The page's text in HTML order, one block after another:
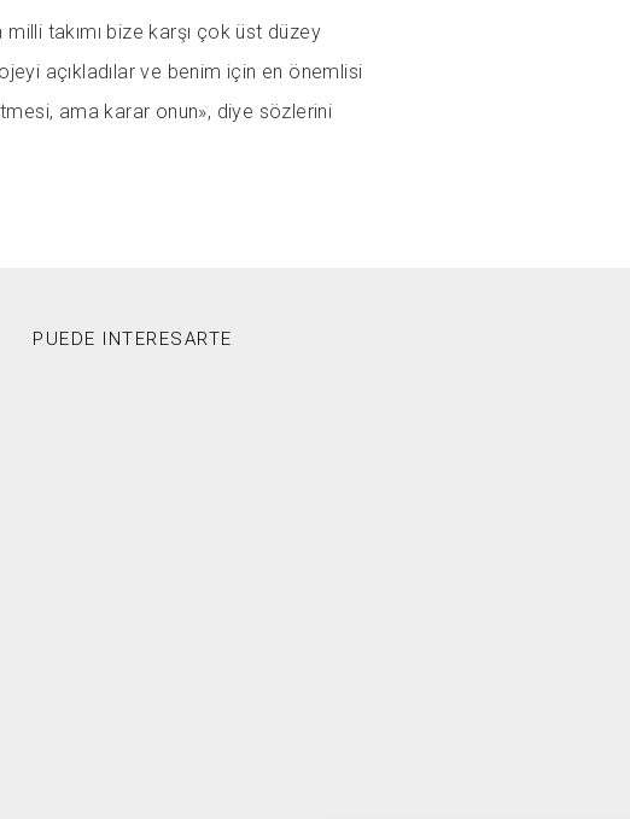
takımı bize karşı çok üst düzey
açıkladılar ve benim için en önemlisi
ama karar onun», diye sözlerini
PUEDE INTERESARTE